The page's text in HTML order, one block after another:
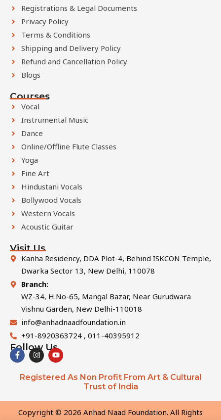
Registrations & Legal Documents
Privacy Policy
Terms & Conditions
Shipping and Delivery Policy
Refund and Cancellation Policy
Blogs
Courses
Vocal
Instrumental Music
Dance
Online/Offline Flute Classes
Yoga
Fine Art
Hindustani Vocals
Bollywood Vocals
Western Vocals
Acoustic Guitar
Visit Us
Kanha Residency, DDA Plot-4, Behind ISKCON Temple,
Dwarka Sector 13, New Delhi, 110078
Branch:
WZ-34, H.No-65, Mangal Bazar, Near Gurudwara
Vishnu Garden, New Delhi-110018
info@anhadnaadfoundation.in
+91-8920363724 , 011-40395912
Follow Us
F
a
c
e
b
k
-
f
I
n
s
t
a
a
m
Y
o
u
u
Registered As Non Profit From Art & Cultural
Trust of India
Copyright © 2026 Anhad Naad Foundation. All Rights